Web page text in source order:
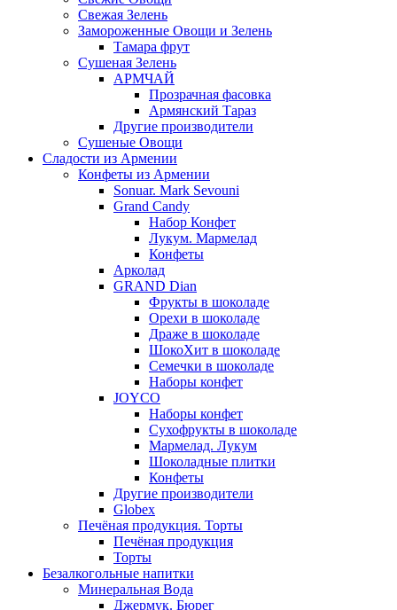
Свежая Зелень
Замороженные Овощи и Зелень
Тамара фрут
Сушеная Зелень
АРМЧАЙ
Прозрачная фасовка
Армянский Тараз
Другие производители
Сушеные Овощи
Сладости из Армении
Конфеты из Армении
Sonuar. Mark Sevouni
Grand Candy
Набор Конфет
Лукум. Мармелад
Конфеты
Арколад
GRAND Dian
Фрукты в шоколаде
Орехи в шоколаде
Драже в шоколаде
ШокоХит в шоколаде
Семечки в шоколаде
Наборы конфет
JOYCO
Наборы конфет
Сухофрукты в шоколаде
Мармелад. Лукум
Шоколадные плитки
Конфеты
Другие производители
Globex
Печёная продукция. Торты
Печёная продукция
Торты
Безалкогольные напитки
Минеральная Вода
Джермук. Бюрег